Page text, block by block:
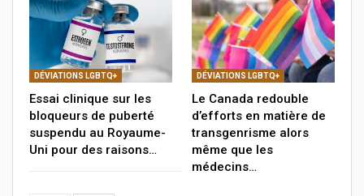
DÉVIATIONS LGBTQ+
Essai clinique sur les
bloqueurs de puberté
suspendu au Royaume-
Uni pour des raisons…
DÉVIATIONS LGBTQ+
Le Canada redouble
d’efforts en matière de
transgenrisme alors
même que les
médecins…